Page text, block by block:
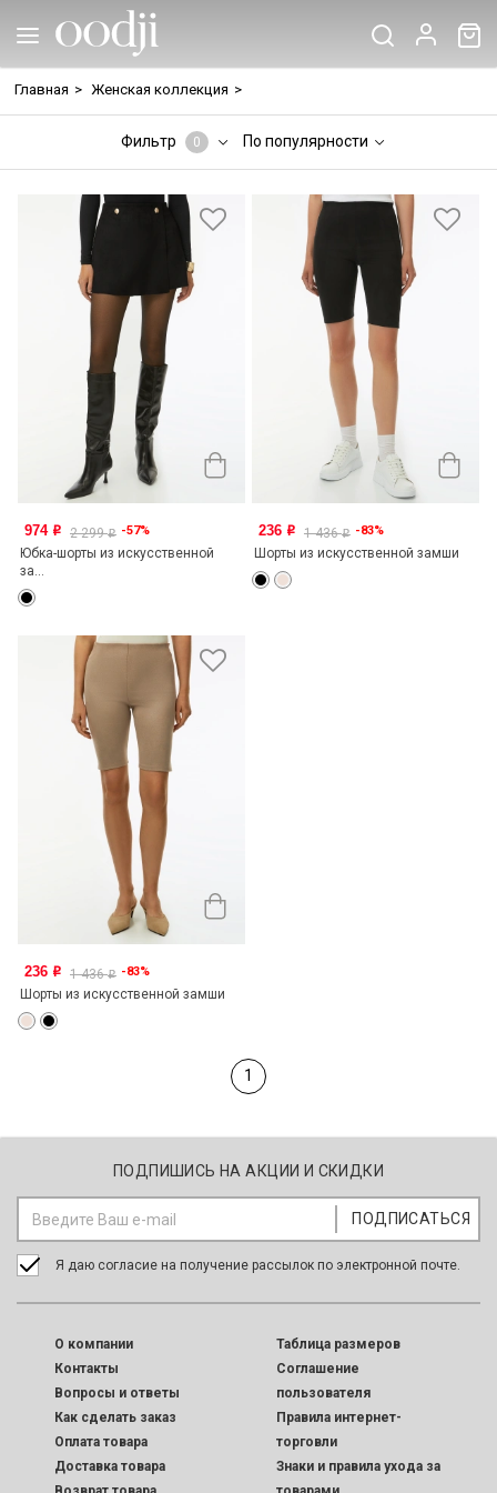
Главная > Женская коллекция >
Фильтр 0 По популярности
974 o 2 299o -57%
Юбка-шорты из искусственной
за...
236 o 1 436o -83%
Шорты из искусственной замши
236 o 1 436o -83%
Шорты из искусственной замши
1
ПОДПИШИСЬ НА АКЦИИ И СКИДКИ
Я даю согласие на получение рассылок по электронной почте.
O компании
Контакты
Вопросы и ответы
Как сделать заказ
Оплата товара
Доставка товара
Таблица размеров
Соглашение
пользователя
Правила интернет-
торговли
Знаки и правила ухода за